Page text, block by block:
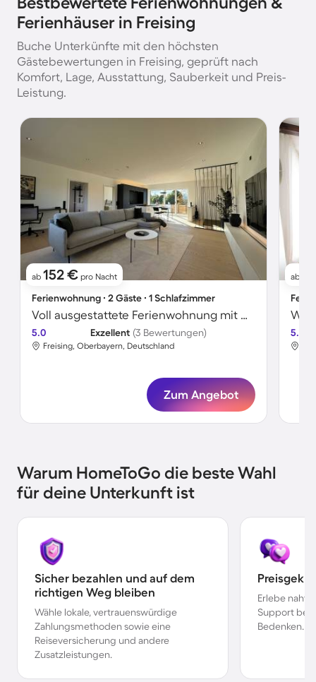
Ferienhäuser in Freising
Buche Unterkünfte mit den höchsten
Gästebewertungen in Freising, geprüft nach
Komfort, Lage, Ausstattung, Sauberkeit und Preis-
Leistung.
ab 152 € pro Nacht
Ferienwohnung ∙ 2 Gäste ∙ 1 Schlafzimmer
Voll ausgestattete Ferienwohnung mit Grill
5.0 Exzellent (3 Bewertungen)
Freising, Oberbayern, Deutschland
Zum Angebot
ab
5.0
Warum HomeToGo die beste Wahl
für deine Unterkunft ist
Sicher bezahlen und auf dem
richtigen Weg bleiben
Wähle lokale, vertrauenswürdige
Zahlungsmethoden sowie eine
Reiseversicherung und andere
Zusatzleistungen.
Erlebe
Support bei
Bedenken.